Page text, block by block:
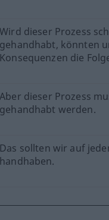
Wird dieser Prozess
gehandhabt, könnten
Konsequenzen die
Aber dieser Prozess
gehandhabt werden.
Das sollten wir auf
handhaben.